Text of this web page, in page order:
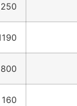
1250
1190
800 גרם
160 ס"מ